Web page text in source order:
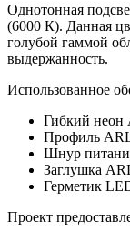
Однотонная
(6000 К). Данная
голубой гаммой
выдержанность.
Использованное
Гибкий неон
Профиль
Шнур
Заглушка
Герметик
Проект